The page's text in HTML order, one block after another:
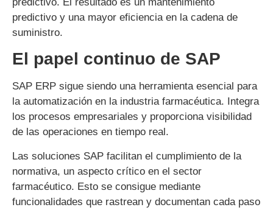
predictivo y una mayor eficiencia en la cadena de
suministro.
El papel continuo de SAP
SAP ERP sigue siendo una herramienta esencial para
la automatización en la industria farmacéutica. Integra
los procesos empresariales y proporciona visibilidad
de las operaciones en tiempo real.
Las soluciones SAP facilitan el cumplimiento de la
normativa, un aspecto crítico en el sector
farmacéutico. Esto se consigue mediante
funcionalidades que rastrean y documentan cada paso